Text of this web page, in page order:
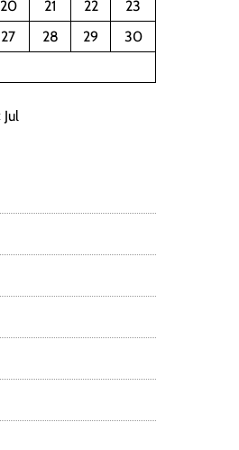
20 21 22
23
27 28 29
30
Jul